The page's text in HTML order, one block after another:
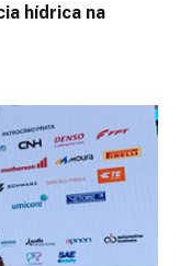
hídrica na